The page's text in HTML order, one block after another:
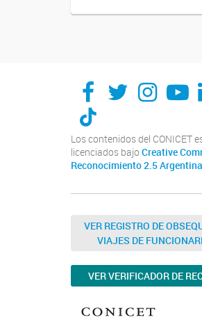
Los contenidos del CONICET
licenciados bajo Creative
Reconocimiento 2.5
VER REGISTRO DE
VIAJES DE
VER VERIFICADOR DE